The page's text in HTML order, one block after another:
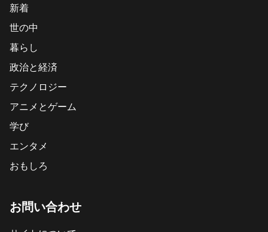
新着
世の中
暮らし
政治と経済
テクノロジー
アニメとゲーム
学び
エンタメ
おもしろ
お問い合わせ